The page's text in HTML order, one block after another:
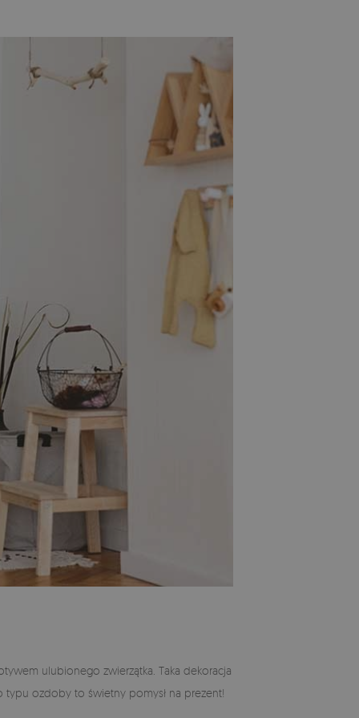
ulubionego zwierzątka. Taka dekoracja
typu ozdoby to świetny pomysł na prezent!